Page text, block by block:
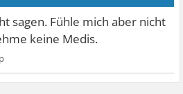
sagen. Fühle mich aber nicht
keine Medis.